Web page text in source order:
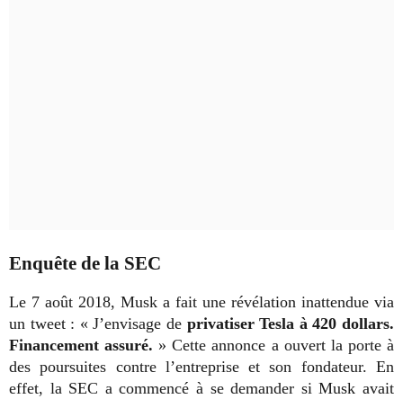
Enquête de la SEC
Le 7 août 2018, Musk a fait une révélation inattendue via
un tweet : « J’envisage de privatiser Tesla à 420 dollars.
Financement assuré. » Cette annonce a ouvert la porte à
des poursuites contre l’entreprise et son fondateur. En
effet, la SEC a commencé à se demander si Musk avait